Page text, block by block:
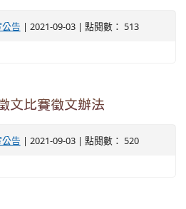
告 | 2021-09-03 | 點閱數： 513
文比賽徵文辦法
告 | 2021-09-03 | 點閱數： 520